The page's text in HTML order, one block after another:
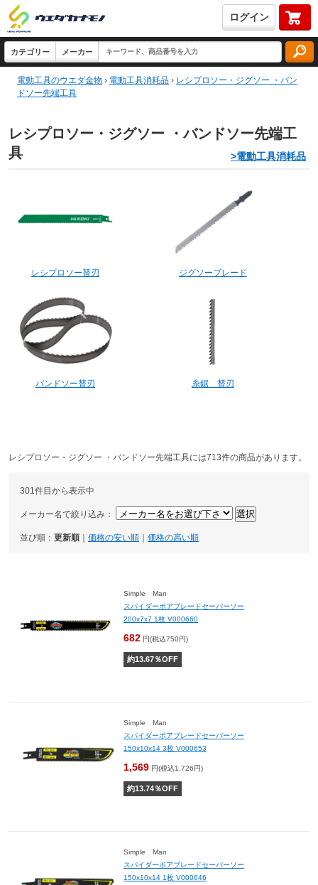
ログイン
電動工具のウエダ金物 › 電動工具消耗品 › レシプロソー・ジグソー ・バン
ドソー先端工具
レシプロソー・ジグソー ・バンドソー先端工
具
>電動工具消耗品
レシプロソー替刃 ジグソーブレード
バンドソー替刃 糸鋸 替刃
レシプロソー・ジグソー ・バンドソー先端工具には713件の商品があります。
301件目から表示中
メーカー名で絞り込み：
並び順： 更新順 価格の安い順 価格の高い順
Simple Man
スパイダーボアブレードセーバーソー
200x7x7 1枚 V000660
682 円(税込750円)
約13.67％OFF
Simple Man
スパイダーボアブレードセーバーソー
150x10x14 3枚 V000653
1,569 円(税込1,726円)
約13.74％OFF
Simple Man
スパイダーボアブレードセーバーソー
150x10x14 1枚 V000646